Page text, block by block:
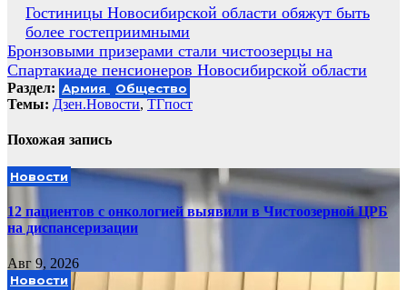
Навигация
по
записям
Гостиницы Новосибирской области обяжут быть
более гостеприимными
Бронзовыми призерами стали чистоозерцы на
Спартакиаде пенсионеров Новосибирской области
Раздел: Армия Общество
Темы: Дзен.Новости, ТГпост
Похожая запись
Новости
12 пациентов с онкологией выявили в Чистоозерной ЦРБ
на диспансеризации
Авг 9, 2026
Новости